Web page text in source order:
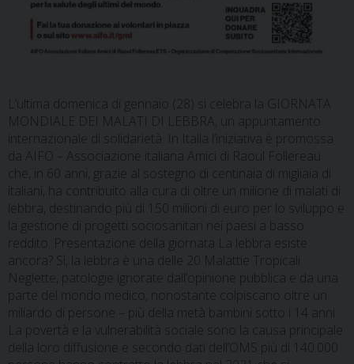
L’ultima domenica di gennaio (28) si celebra la GIORNATA
MONDIALE DEI MALATI DI LEBBRA, un appuntamento
internazionale di solidarietà. In Italia l’iniziativa è promossa
da AIFO – Associazione italiana Amici di Raoul Follereau
che, in 60 anni, grazie al sostegno di centinaia di migliaia di
italiani, ha contribuito alla cura di oltre un milione di malati di
lebbra, destinando più di 150 milioni di euro per lo sviluppo e
la gestione di progetti sociosanitari nei paesi a basso
reddito. Presentazione della giornata La lebbra esiste
ancora? Sì, la lebbra è una delle 20 Malattie Tropicali
Neglette, patologie ignorate dall’opinione pubblica e da una
parte del mondo medico, nonostante colpiscano oltre un
miliardo di persone – più della metà bambini sotto i 14 anni.
La povertà e la vulnerabilità sociale sono la causa principale
della loro diffusione e secondo dati dell’OMS più di 140.000